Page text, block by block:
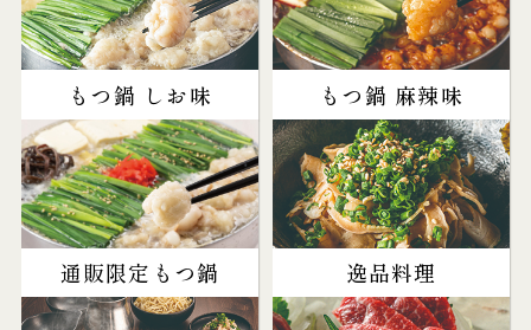
もつ鍋 しお味 もつ鍋 麻辣味
通販限定もつ鍋 逸品料理